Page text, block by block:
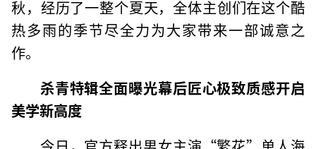
秋，经历了一整个夏天，全体主创们在这个酷
热多雨的季节尽全力为大家带来一部诚意之
作。
杀青特辑全面曝光幕后匠心极致质感开启
美学新高度